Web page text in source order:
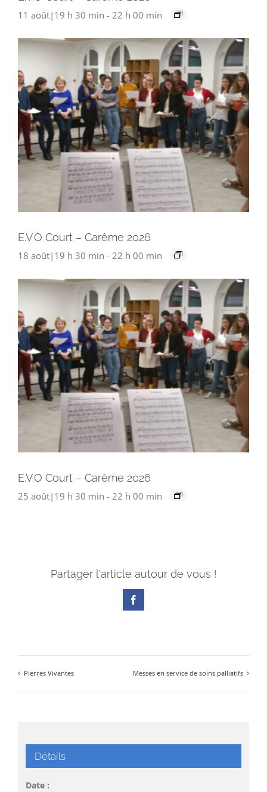
11 août|19 h 30 min - 22 h 00 min
E.V.O Court – Carême 2026
18 août|19 h 30 min - 22 h 00 min
E.V.O Court – Carême 2026
25 août|19 h 30 min - 22 h 00 min
Partager l'article autour de vous !
Facebook
Pierres Vivantes Messes en service de soins palliatifs
Détails
Date :